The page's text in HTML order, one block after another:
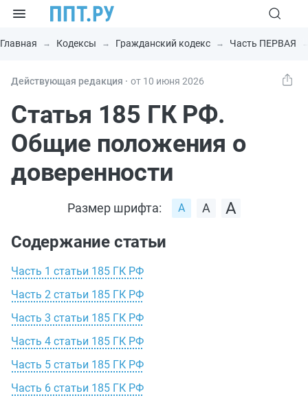
Главная Кодексы Гражданский кодекс Часть ПЕРВАЯ
Действующая редакция ⸱ от 10 июня 2026
Статья 185 ГК РФ.
Общие положения о
доверенности
Размер шрифта:
Содержание статьи
Часть 1 статьи 185 ГК РФ
Часть 2 статьи 185 ГК РФ
Часть 3 статьи 185 ГК РФ
Часть 4 статьи 185 ГК РФ
Часть 5 статьи 185 ГК РФ
Часть 6 статьи 185 ГК РФ